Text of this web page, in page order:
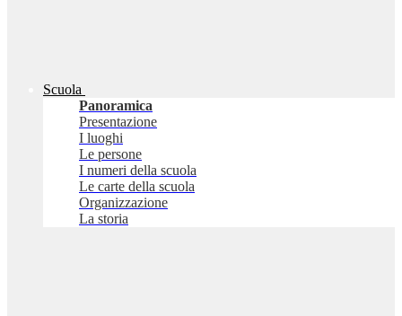
Scuola
Panoramica
Presentazione
I luoghi
Le persone
I numeri della scuola
Le carte della scuola
Organizzazione
La storia